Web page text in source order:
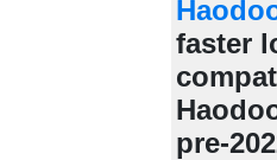
faster
pre-